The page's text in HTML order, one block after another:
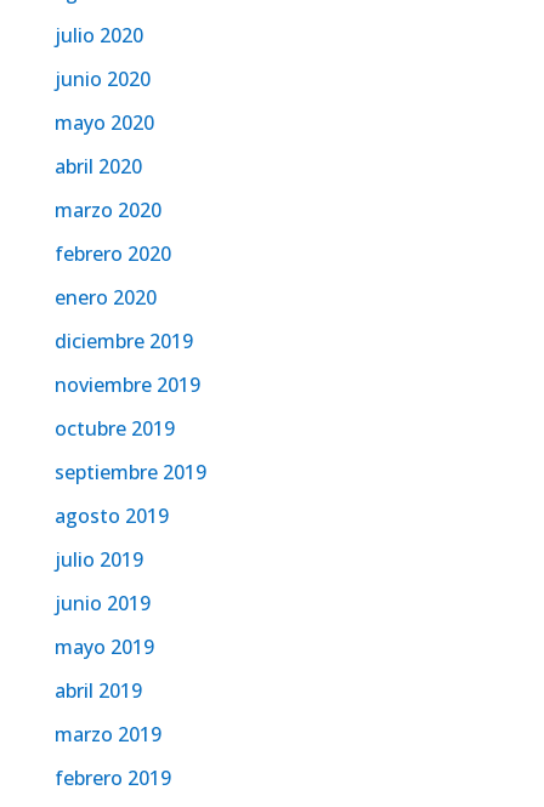
julio 2020
junio 2020
mayo 2020
abril 2020
marzo 2020
febrero 2020
enero 2020
diciembre 2019
noviembre 2019
octubre 2019
septiembre 2019
agosto 2019
julio 2019
junio 2019
mayo 2019
abril 2019
marzo 2019
febrero 2019